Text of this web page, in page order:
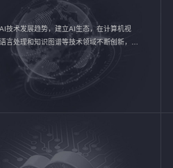
技术发展趋势，建立AI生态，在计算机视
言处理和知识图谱等技术领域不断创新，持
业数智化转型加速器—AlphaMind®AI能力开放